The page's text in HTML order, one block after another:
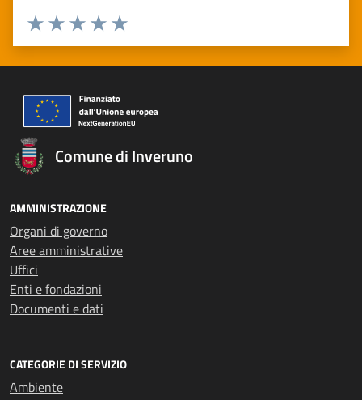
Valuta 5 stelle su 5
Valuta 4 stelle su 5
Valuta 3 stelle su 5
Valuta 2 stelle su 5
Valuta 1 stelle su 5
Comune di Inveruno
AMMINISTRAZIONE
Organi di governo
Aree amministrative
Uffici
Enti e fondazioni
Documenti e dati
CATEGORIE DI SERVIZIO
Ambiente